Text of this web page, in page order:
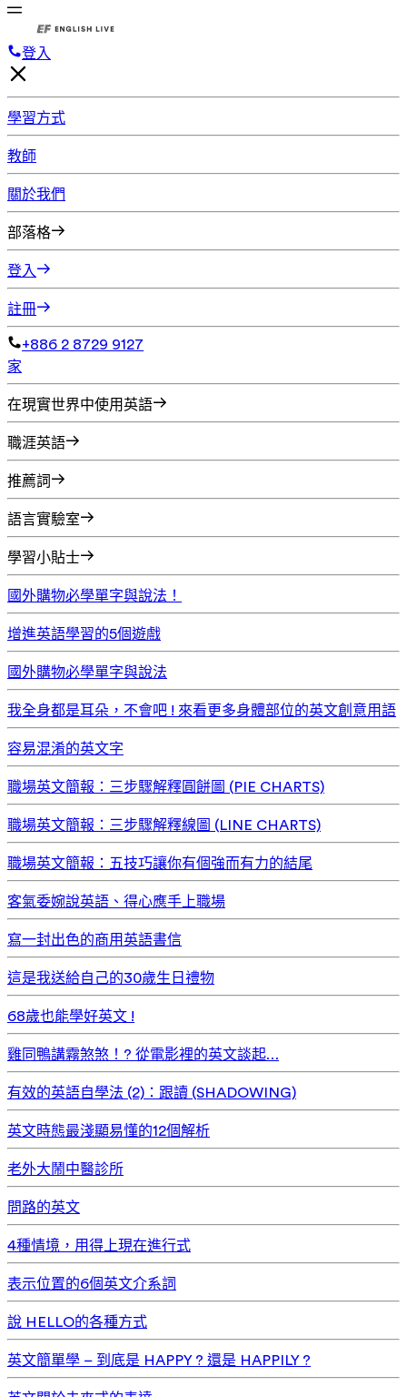
登入
學習方式
教師
關於我們
部落格
登入
註冊
+886 2 8729 9127
家
在現實世界中使用英語
職涯英語
推薦詞
語言實驗室
學習小貼士
國外購物必學單字與說法！
增進英語學習的5個遊戲
國外購物必學單字與說法
我全身都是耳朵，不會吧 ! 來看更多身體部位的英文創意用語
容易混淆的英文字
職場英文簡報：三步驟解釋圓餅圖 (PIE CHARTS)
職場英文簡報：三步驟解釋線圖 (LINE CHARTS)
職場英文簡報：五技巧讓你有個強而有力的結尾
客氣委婉說英語、得心應手上職場
寫一封出色的商用英語書信
這是我送給自己的30歲生日禮物
68歲也能學好英文 !
雞同鴨講霧煞煞！? 從電影裡的英文談起…
有效的英語自學法 (2)：跟讀 (SHADOWING)
英文時態最淺顯易懂的12個解析
老外大鬧中醫診所
問路的英文
4種情境，用得上現在進行式
表示位置的6個英文介系詞
說 HELLO的各種方式
英文簡單學 – 到底是 HAPPY ? 還是 HAPPILY ?